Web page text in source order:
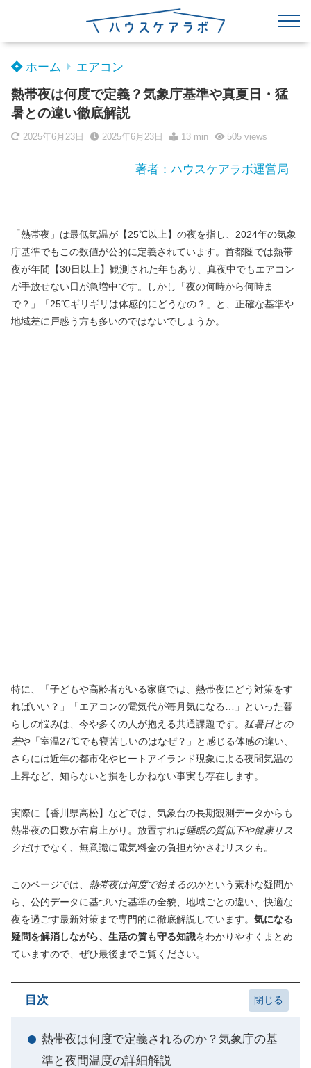
ホーム エアコン
熱帯夜は何度で定義？気象庁基準や真夏日・猛
暑との違い徹底解説
2025年6月23日 2025年6月23日 13 min 505views
著者：ハウスケアラボ運営局
「熱帯夜」は最低気温が【25℃以上】の夜を指し、2024年の気象
庁基準でもこの数値が公的に定義されています。首都圏では熱帯
夜が年間【30日以上】観測された年もあり、真夜中でもエアコン
が手放せない日が急増中です。しかし「夜の何時から何時ま
で？」「25℃ギリギリは体感的にどうなの？」と、正確な基準や
地域差に戸惑う方も多いのではないでしょうか。
特に、「子どもや高齢者がいる家庭では、熱帯夜にどう対策をす
ればいい？」「エアコンの電気代が毎月気になる…」といった暮
らしの悩みは、今や多くの人が抱える共通課題です。 猛暑日との
差や「室温27℃でも寝苦しいのはなぜ？」と感じる体感の違い、
さらには近年の都市化やヒートアイランド現象による夜間気温の
上昇など、知らないと損をしかねない事実も存在します。
実際に【香川県高松】などでは、気象台の長期観測データからも
熱帯夜の日数が右肩上がり。放置すれば睡眠の質低下や健康リス
クだけでなく、無意識に電気料金の負担がかさむリスクも。
このページでは、 熱帯夜は何度で始まるのかという素朴な疑問か
ら、公的データに基づいた基準の全貌、地域ごとの違い、快適な
夜を過ごす最新対策まで専門的に徹底解説しています。 気になる
疑問を解消しながら、生活の質も守る知識をわかりやすくまとめ
ていますので、ぜひ最後までご覧ください。
目次
熱帯夜は何度で定義されるのか？気象庁の基
準と夜間温度の詳細解説